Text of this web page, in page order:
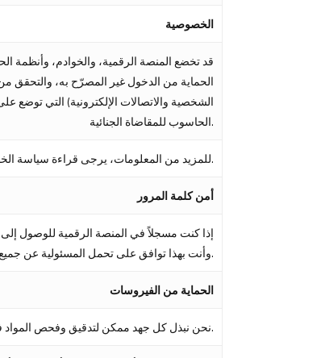
الخصوصية
قد تخضع المنصة الرقمية، والخوادم، وأنظمة
الحماية من الدخول غير المصرّح به، والتحقق من
الشخصية والاتصالات الإلكترونية) التي توضع
الحاسوب للمقاضاة الجنائية.
للمزيد من المعلومات، يرجى قراءة سياسة الخصوصية الخاص بنا للمنصة الرقمية.
أمن كلمة المرور
إذا كنت مسجلاً في المنصة الرقمية للوصول
وأنت بهذا توافق على تحمل المسئولية عن جميع النشاطات التي تحدث نتيجة استخدام رقم التعريف وكلمة المرور الخاصة بك.
الحماية من الفيروسات
نحن نبذل كل جهد ممكن لتدقيق وفحص المواد في جميع مراحل الإنتاج. ومن الحكمة دوماً أن تقوم بتشغيل برنامج مكافحة الفيروسات بخصوص جميع المواد التي تنزلها من شبكة الإنترنت.